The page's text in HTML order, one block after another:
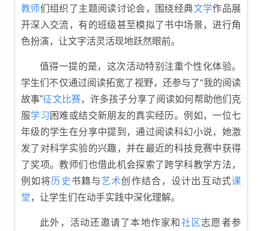
教师们组织了主题阅读讨论会，围绕经典文学作品展
开深入交流，有的班级甚至模拟了书中场景，进行角
色扮演，让文字活灵活现地跃然眼前。
值得一提的是，这次活动特别注重个性化体验。
学生们不仅通过阅读拓宽了视野，还参与了“我的阅读
故事”征文比赛，许多孩子分享了阅读如何帮助他们克
服学习 困难或结交新朋友的真实经历。例如，一位七
年级的学生在分享中提到，通过阅读科幻小说，她激
发了对科学实验的兴趣，并在最近的科技竞赛中获得
了奖项。教师们也借此机会探索了跨学科教学方法，
例如将历史书籍与艺术创作结合，设计出互动式课
堂，让学生们在动手实践中深化理解。
此外，活动还邀请了本地作家和 社区志愿者参